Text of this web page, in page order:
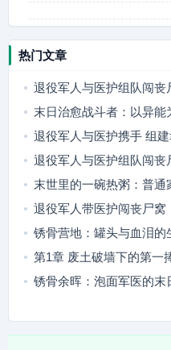
热门文章
退役军人与医护组队闯丧
望
末日治愈战斗者：以异能
退役军人与医护携手 组
基地
退役军人与医护组队闯丧
存者
末世里的一碗热粥：普通
退役军人带医护闯丧尸窝
幸存者小队！
锈骨营地：罐头与血泪的
第1章 废土破墙下的第一
锈骨余晖：泡面军医的末